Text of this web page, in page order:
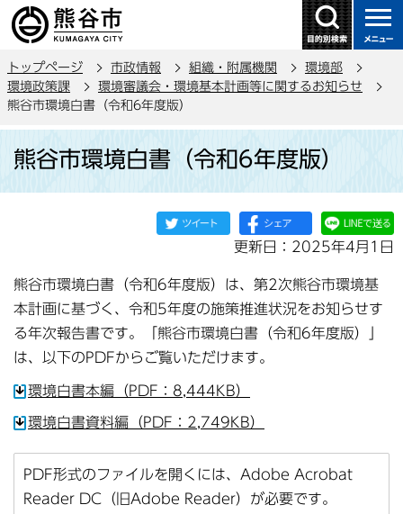
の
ー
ジ
で
トップページ 市政情報 組織・附属機関
環境部
環境政策課
環境審議会・環境基本計画等に関するお知らせ
熊谷市環境白書（令和6年度版）
熊谷市環境白書（令和6年度版）
更新日：2025年4月1日
熊谷市環境白書（令和6年度版）は、第2次熊谷市環境基
本計画に基づく、令和5年度の施策推進状況をお知らせす
る年次報告書です。「熊谷市環境白書（令和6年度版）」
は、以下のPDFからご覧いただけます。
環境白書本編（PDF：8,444KB）
環境白書資料編（PDF：2,749KB）
PDF形式のファイルを開くには、Adobe Acrobat
Reader DC（旧Adobe Reader）が必要です。